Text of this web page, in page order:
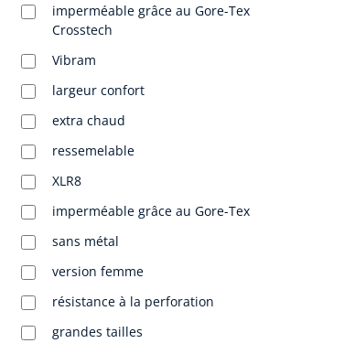
imperméable grâce au Gore-Tex
Crosstech
Vibram
largeur confort
extra chaud
ressemelable
XLR8
imperméable grâce au Gore-Tex
sans métal
version femme
résistance à la perforation
grandes tailles